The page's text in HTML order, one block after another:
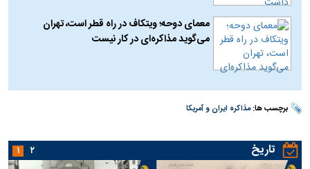
معمای دوحه؛ ویتکاف در راه قطر است، تهران
می‌گوید مذاکره‌ای در کار نیست
برچسب ها:مذاکره ایران و آمریکا
تاریخ ۱ ۲